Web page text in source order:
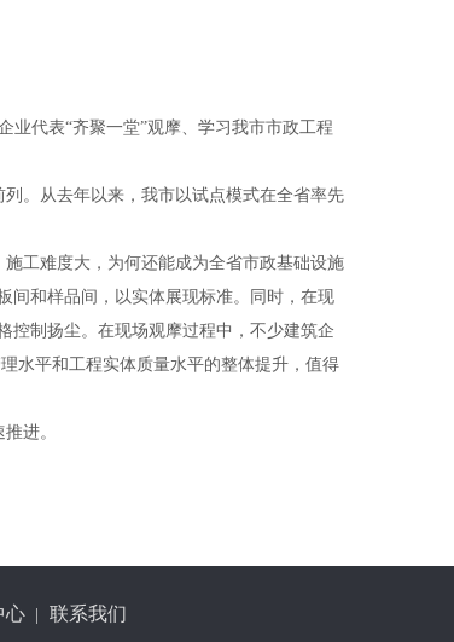
业代表“齐聚一堂”观摩、学习我市市政工程
。从去年以来，我市以试点模式在全省率先
工难度大，为何还能成为全省市政基础设施
间和样品间，以实体展现标准。同时，在现
控制扬尘。在现场观摩过程中，不少建筑企
水平和工程实体质量水平的整体提升，值得
进。
心 联系我们